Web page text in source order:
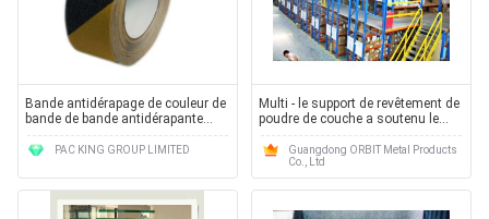
Bande antidérapage de couleur de
bande de bande antidérapante
synthétique jaune noire de NO--
glissement pour des escaliers
PAC KING GROUP LIMITED
Multi - le support de revêtement de
poudre de couche a soutenu le
plancher de mezzanine avec des
passages couverts
Guangdong ORBIT Metal Products
Co., Ltd